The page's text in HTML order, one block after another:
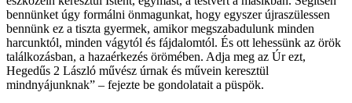
bennünket úgy formálni önmagunkat, hogy egyszer újraszülessen
bennünk ez a tiszta gyermek, amikor megszabadulunk minden
harcunktól, minden vágytól és fájdalomtól. És ott lehessünk az örök
találkozásban, a hazaérkezés örömében. Adja meg az Úr ezt,
Hegedűs 2 László művész úrnak és művein keresztül
mindnyájunknak” – fejezte be gondolatait a püspök.